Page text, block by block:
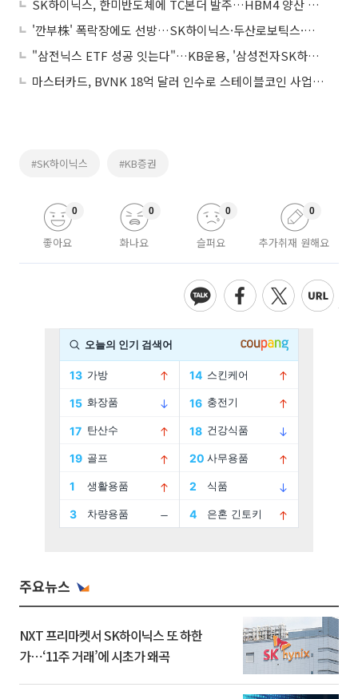
SK하이닉스, 한미반도체에 TC본더 발주…HBM4 양산 확대 속도
'깐부株' 폭락장에도 선방…SK하이닉스·두산로보틱스·네이버는 낙폭 방어
"삼전닉스 ETF 성공 잇는다"…KB운용, '삼성전자SK하이닉스50 펀드' 출시
마스터카드, BVNK 18억 달러 인수로 스테이블코인 사업 본격 확장
#SK하이닉스 #KB증권
좋아요
0
화나요
0
슬퍼요
0
추가취재 원해요
0
주요뉴스
NXT 프리마켓서 SK하이닉스 또 하한
가⋯‘11주 거래’에 시초가 왜곡